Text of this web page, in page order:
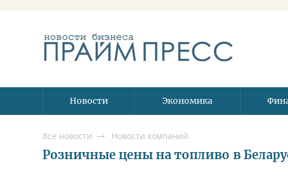
Новости Экономика
Все новости Новости компаний
Розничные цены на топливо в